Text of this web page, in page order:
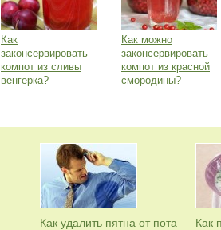
Как
законсервировать
компот из сливы
венгерка?
Как можно
законсервировать
компот из красной
смородины?
Как удалить пятна от пота
Как